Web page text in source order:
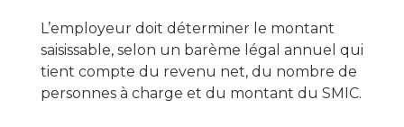
L’employeur doit déterminer le montant
saisissable, selon un barème légal annuel qui
tient compte du revenu net, du nombre de
personnes à charge et du montant du SMIC.